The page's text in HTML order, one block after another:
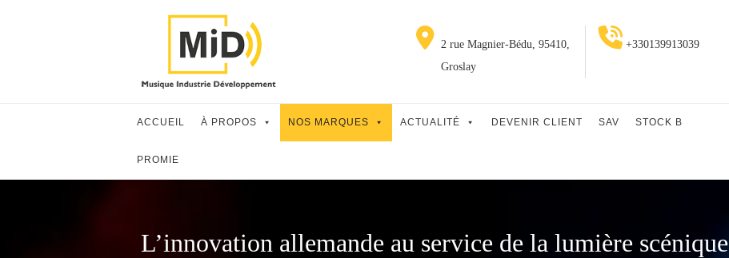
2 rue Magnier-Bédu, 95410,
Groslay
+330139913039
ACCUEIL À PROPOS NOS MARQUES ACTUALITÉ DEVENIR CLIENT SAV STOCK B
PROMIE
L’innovation allemande au service de la lumière scénique